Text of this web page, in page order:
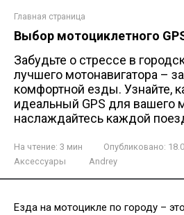
Главная страница
Выбор мотоциклетного
Забудьте о стрессе в
лучшего мотонавигатора –
комфортной езды. Узнайте,
идеальный GPS для вашего
наслаждайтесь каждой
На чтение: 3 мин Опубликовано:
Аксессуары
Andrey
Езда на мотоцикле по городу –